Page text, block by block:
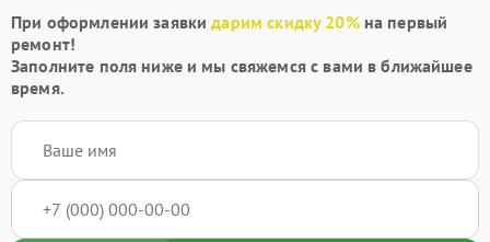
При оформлении заявкидарим скидку 20%на первый
ремонт!
Заполните поля ниже и мы свяжемся с вами в ближайшее
время.